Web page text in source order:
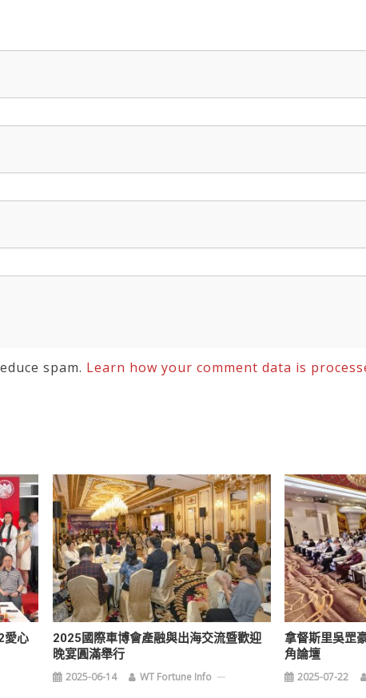
spam. Learn how your comment data is
愛心
2025國際車博會產融與出海交流暨歡迎
晚宴圓滿舉行
2025-06-14 WT Fortune Info
拿督斯里吳罡
角論壇
2025-07-22